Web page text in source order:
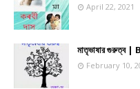
April 22, 2021
মাতৃভাষার
February 10,